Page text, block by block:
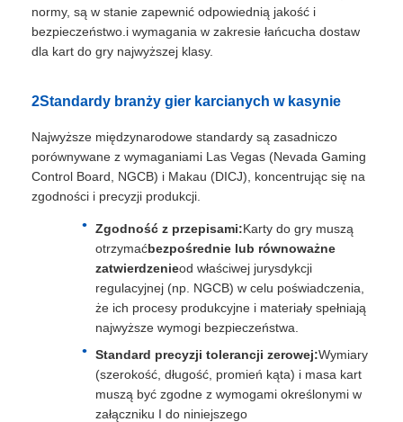
normy, są w stanie zapewnić odpowiednią jakość i
bezpieczeństwo.i wymagania w zakresie łańcucha dostaw
dla kart do gry najwyższej klasy.
2Standardy branży gier karcianych w kasynie
Najwyższe międzynarodowe standardy są zasadniczo
porównywane z wymaganiami Las Vegas (Nevada Gaming
Control Board, NGCB) i Makau (DICJ), koncentrując się na
zgodności i precyzji produkcji.
Zgodność z przepisami:Karty do gry muszą
otrzymaćbezpośrednie lub równoważne
zatwierdzenieod właściwej jurysdykcji
regulacyjnej (np. NGCB) w celu poświadczenia,
że ich procesy produkcyjne i materiały spełniają
najwyższe wymogi bezpieczeństwa.
Standard precyzji tolerancji zerowej:Wymiary
(szerokość, długość, promień kąta) i masa kart
muszą być zgodne z wymogami określonymi w
załączniku I do niniejszego